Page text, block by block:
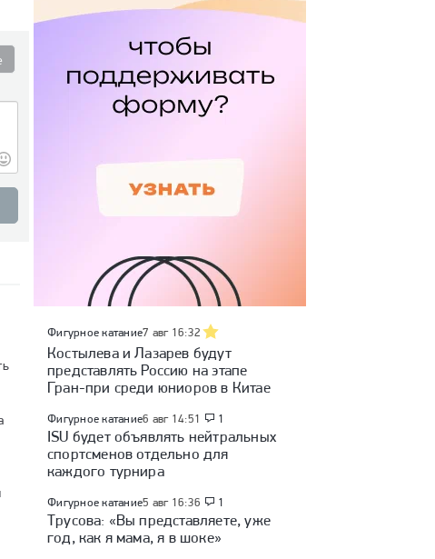
Фигурное катание7 авг 16:32
Костылева и Лазарев будут
представлять Россию на этапе
Гран-при среди юниоров в Китае
Фигурное катание6 авг 14:51 1
ISU будет объявлять нейтральных
спортсменов отдельно для
каждого турнира
Фигурное катание5 авг 16:36 1
Трусова: «Вы представляете, уже
год, как я мама, я в шоке»